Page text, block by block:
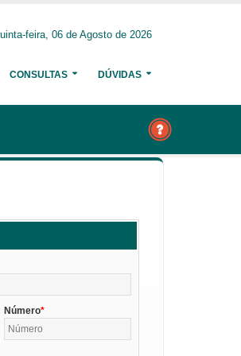
feira, 06 de Agosto de 2026
CONSULTAS DÚVIDAS
Número